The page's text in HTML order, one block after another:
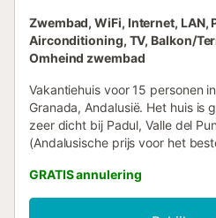
Zwembad, WiFi, Internet, LAN,
Airconditioning, TV, Balkon/
Omheind zwembad
Vakantiehuis voor 15 personen
Granada, Andalusië. Het huis is
zeer dicht bij Padul, Valle del
(Andalusische prijs voor het
grenzend aan het Sierra Nevada
prachtig uitzicht en
zeer dicht bij de verschillende
GRATIS annulering